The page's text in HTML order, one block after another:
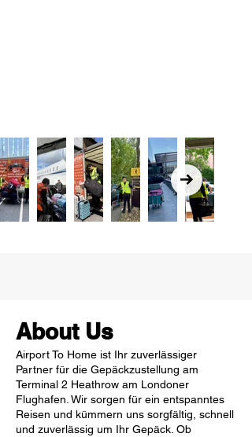
About Us
Airport To Home ist Ihr zuverlässiger
Partner für die Gepäckzustellung am
Terminal 2 Heathrow am Londoner
Flughafen. Wir sorgen für ein entspanntes
Reisen und kümmern uns sorgfältig, schnell
und zuverlässig um Ihr Gepäck. Ob